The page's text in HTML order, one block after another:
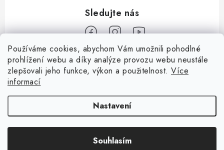
Používáme cookies, abychom Vám umožnili pohodlné
prohlížení webu a díky analýze provozu webu neustále
zlepšovali jeho funkce, výkon a použitelnost. Více
informací
Nastavení
Souhlasím
Informace pro vás
Billy Goat Walker
Zemědělská technika Komunální technika
CIME SHOP . Všechna práva vyhrazena.